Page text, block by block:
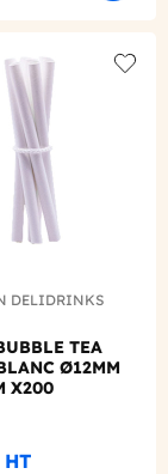
DELIDRINKS
TEA
Ø12MM
X200
HT